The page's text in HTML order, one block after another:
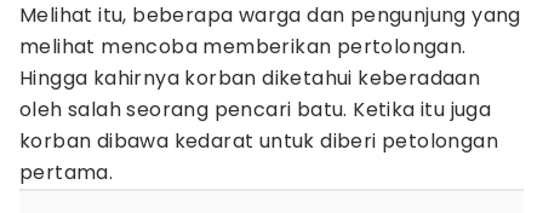
Melihat itu, beberapa warga dan pengunjung yang
melihat mencoba memberikan pertolongan.
Hingga kahirnya korban diketahui keberadaan
oleh salah seorang pencari batu. Ketika itu juga
korban dibawa kedarat untuk diberi petolongan
pertama.